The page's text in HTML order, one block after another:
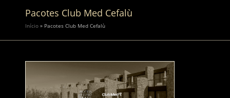
Pacotes Club Med Cefalù
Início » Pacotes Club Med Cefalù